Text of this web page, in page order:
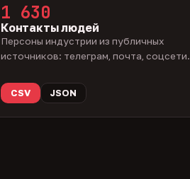
1 630
Контакты людей
Персоны индустрии из публичных
источников: телеграм, почта, соцсети.
CSV JSON